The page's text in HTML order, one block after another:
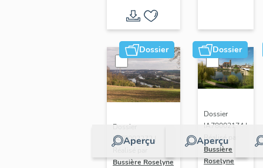
Dossier
Aperçu
Dossier
IA78002272 |
Bussière Roselyne
Dossier
Aperçu
Dossier
IA78002174 |
Réalisé par
Bussière
Roselyne